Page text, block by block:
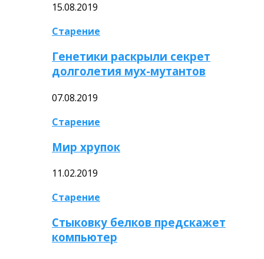
15.08.2019
Старение
Генетики раскрыли секрет
долголетия мух-мутантов
07.08.2019
Старение
Мир хрупок
11.02.2019
Старение
Стыковку белков предскажет
компьютер